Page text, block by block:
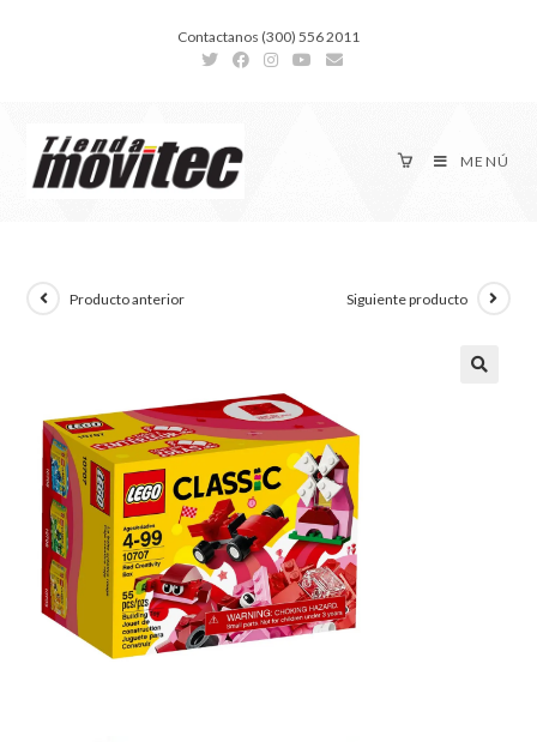
Contactanos (300) 556 2011
MENÚ
Producto anterior Siguiente producto